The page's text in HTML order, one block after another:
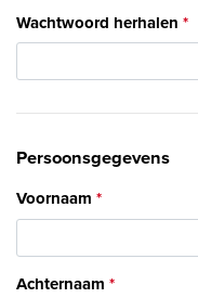
Wachtwoord herhalen
Persoonsgegevens
Voornaam
Achternaam